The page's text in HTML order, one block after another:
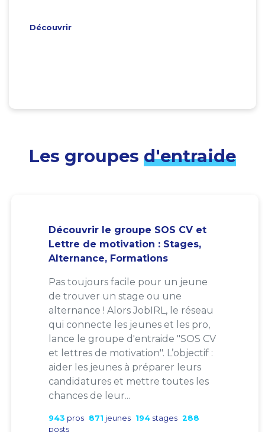
Découvrir
Les groupes d'entraide
Découvrir le groupe SOS CV et
Lettre de motivation : Stages,
Alternance, Formations
Pas toujours facile pour un jeune
de trouver un stage ou une
alternance ! Alors JobIRL, le réseau
qui connecte les jeunes et les pro,
lance le groupe d'entraide "SOS CV
et lettres de motivation". L’objectif :
aider les jeunes à préparer leurs
candidatures et mettre toutes les
chances de leur...
943 pros 871 jeunes 194 stages 288
posts